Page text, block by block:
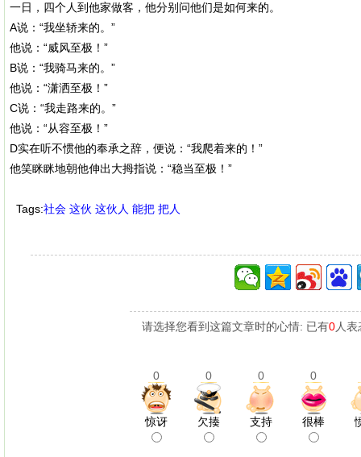
一日，四个人到他家做客，他分别问他们是如何来的。
A说：“我坐轿来的。”
他说：“威风至极！”
B说：“我骑马来的。”
他说：“潇洒至极！”
C说：“我走路来的。”
他说：“从容至极！”
D实在听不惯他的奉承之辞，便说：“我爬着来的！”
他笑眯眯地朝他伸出大拇指说：“稳当至极！”
Tags:社会 这伙 这伙人 能把 把人
请选择您看到这篇文章时的心情: 已有0人
0 0 0 0
惊讶 欠揍 支持 很棒